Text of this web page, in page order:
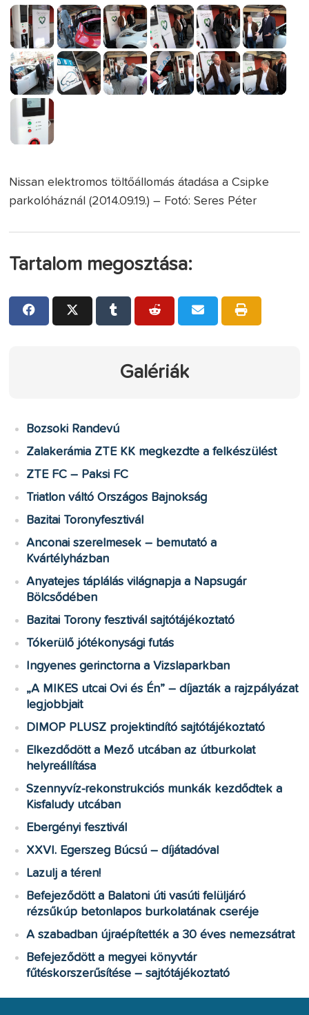
Nissan elektromos töltőállomás átadása a Csipke
parkolóháznál (2014.09.19.) – Fotó: Seres Péter
Tartalom megosztása:
Galériák
Bozsoki Randevú
Zalakerámia ZTE KK megkezdte a felkészülést
ZTE FC – Paksi FC
Triatlon váltó Országos Bajnokság
Bazitai Toronyfesztivál
Anconai szerelmesek – bemutató a
Kvártélyházban
Anyatejes táplálás világnapja a Napsugár
Bölcsődében
Bazitai Torony fesztivál sajtótájékoztató
Tókerülő jótékonysági futás
Ingyenes gerinctorna a Vizslaparkban
„A MIKES utcai Ovi és Én” – díjazták a rajzpályázat
legjobbjait
DIMOP PLUSZ projektindító sajtótájékoztató
Elkezdődött a Mező utcában az útburkolat
helyreállítása
Szennyvíz-rekonstrukciós munkák kezdődtek a
Kisfaludy utcában
Ebergényi fesztivál
XXVI. Egerszeg Búcsú – díjátadóval
Lazulj a téren!
Befejeződött a Balatoni úti vasúti felüljáró
rézsűkúp betonlapos burkolatának cseréje
A szabadban újraépítették a 30 éves nemezsátrat
Befejeződött a megyei könyvtár
fűtéskorszerűsítése – sajtótájékoztató